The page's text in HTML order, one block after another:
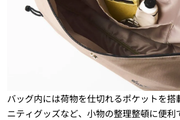
バッグ内には荷物を仕切れるポケットを搭
ニティグッズなど、小物の整理整頓に便利